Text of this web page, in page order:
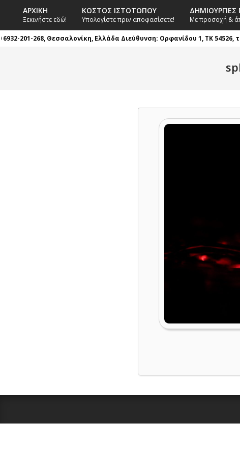
content
Primary
Navigation
Menu
ΑΡΧΙΚΉ
Ξεκινήστε εδώ!
ΚΌΣΤΟΣ ΙΣΤΟΤΌΠΟΥ
Υπολογίστε πριν αποφασίσετε! Με προσοχή &
201-268, Θεσσαλονίκη, ΕλλάδαΔιεύθυνση: Ορφανίδου 1, TK 54526,